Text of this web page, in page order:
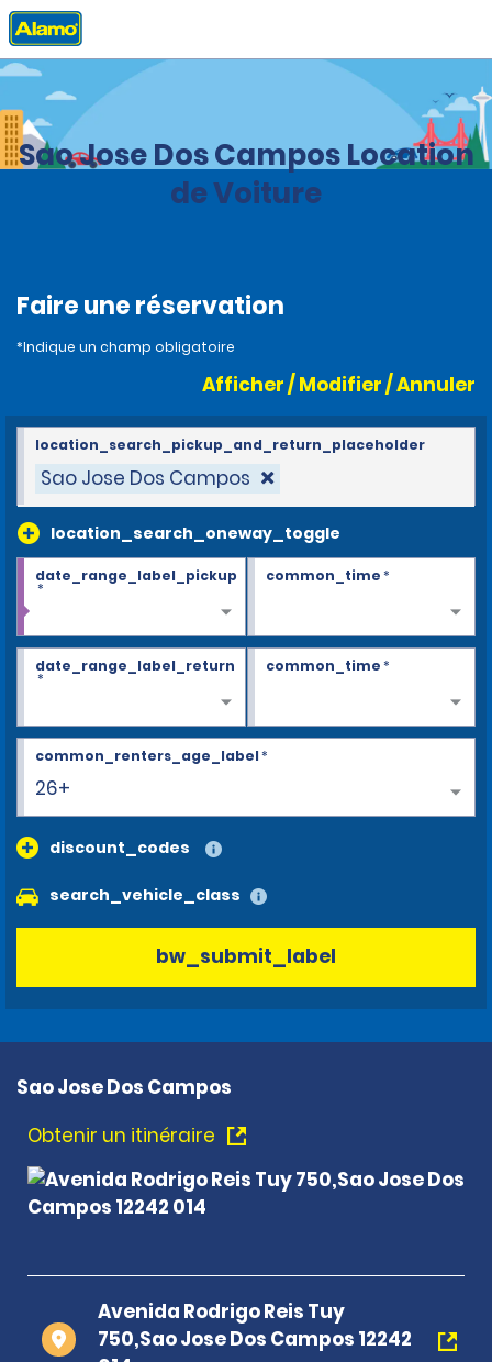
Accueil Agences
Sao Jose Dos Campos Location
de Voiture
Faire une réservation
*Indique un champ obligatoire
Afficher / Modifier / Annuler
Sao Jose Dos Campos
location_search_oneway_toggle
location_search_pickup_and_return_placeholder
date_range_label_pickup
*
common_time*
date_range_label_return
*
common_time*
26+
common_renters_age_label*
discount_codes
search_vehicle_class
bw_submit_label
Sao Jose Dos Campos
Obtenir un itinéraire
Avenida Rodrigo Reis Tuy
750,Sao Jose Dos Campos 12242